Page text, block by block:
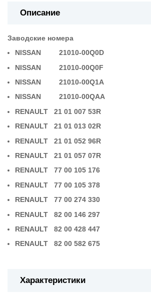
Описание
Заводские номера
NISSAN 21010-00Q0D
NISSAN 21010-00Q0F
NISSAN 21010-00Q1A
NISSAN 21010-00QAA
RENAULT 21 01 007 53R
RENAULT 21 01 013 02R
RENAULT 21 01 052 96R
RENAULT 21 01 057 07R
RENAULT 77 00 105 176
RENAULT 77 00 105 378
RENAULT 77 00 274 330
RENAULT 82 00 146 297
RENAULT 82 00 428 447
RENAULT 82 00 582 675
Характеристики